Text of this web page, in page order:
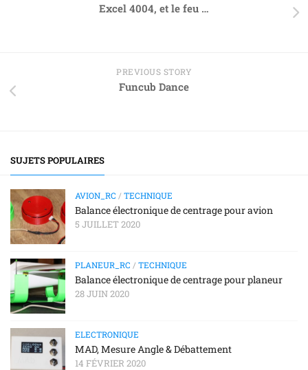
Excel 4004, et le feu …
PREVIOUS STORY
Funcub Dance
SUJETS POPULAIRES
AVION_RC / TECHNIQUE
Balance électronique de centrage pour avion
5 JUILLET 2020
PLANEUR_RC / TECHNIQUE
Balance électronique de centrage pour planeur
28 JUIN 2020
ELECTRONIQUE
MAD, Mesure Angle & Débattement
14 FÉVRIER 2020